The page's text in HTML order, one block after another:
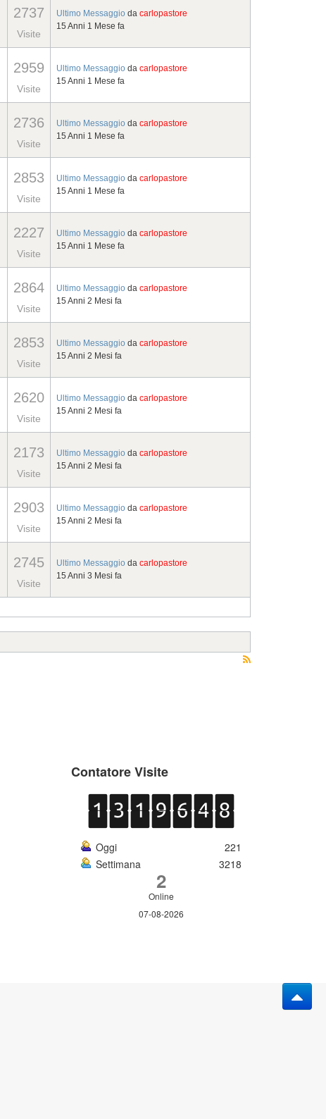
2737
Visite
Ultimo Messaggio da carlopastore
15 Anni 1 Mese fa
2959
Visite
Ultimo Messaggio da carlopastore
15 Anni 1 Mese fa
2736
Visite
Ultimo Messaggio da carlopastore
15 Anni 1 Mese fa
2853
Visite
Ultimo Messaggio da carlopastore
15 Anni 1 Mese fa
2227
Visite
Ultimo Messaggio da carlopastore
15 Anni 1 Mese fa
2864
Visite
Ultimo Messaggio da carlopastore
15 Anni 2 Mesi fa
2853
Visite
Ultimo Messaggio da carlopastore
15 Anni 2 Mesi fa
2620
Visite
Ultimo Messaggio da carlopastore
15 Anni 2 Mesi fa
2173
Visite
Ultimo Messaggio da carlopastore
15 Anni 2 Mesi fa
2903
Visite
Ultimo Messaggio da carlopastore
15 Anni 2 Mesi fa
2745
Visite
Ultimo Messaggio da carlopastore
15 Anni 3 Mesi fa
Contatore Visite
Oggi
221
Settimana
3218
2
Online
07-08-2026